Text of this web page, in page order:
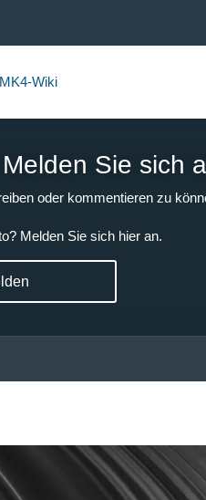
MK4-Wiki
Sie sich
oder kommentieren zu
Melden Sie sich hier an.